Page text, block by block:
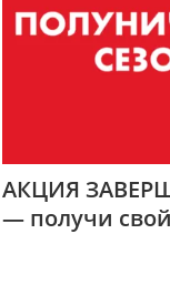
АКЦИЯ
— получи